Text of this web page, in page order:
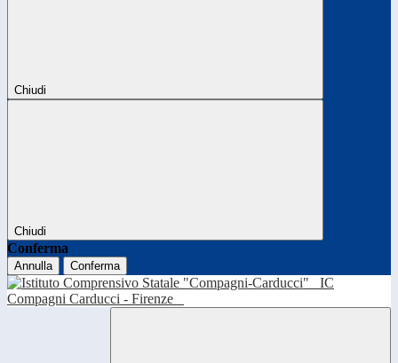
Chiudi
Chiudi
Conferma
Annulla Conferma
IC
Compagni Carducci - Firenze